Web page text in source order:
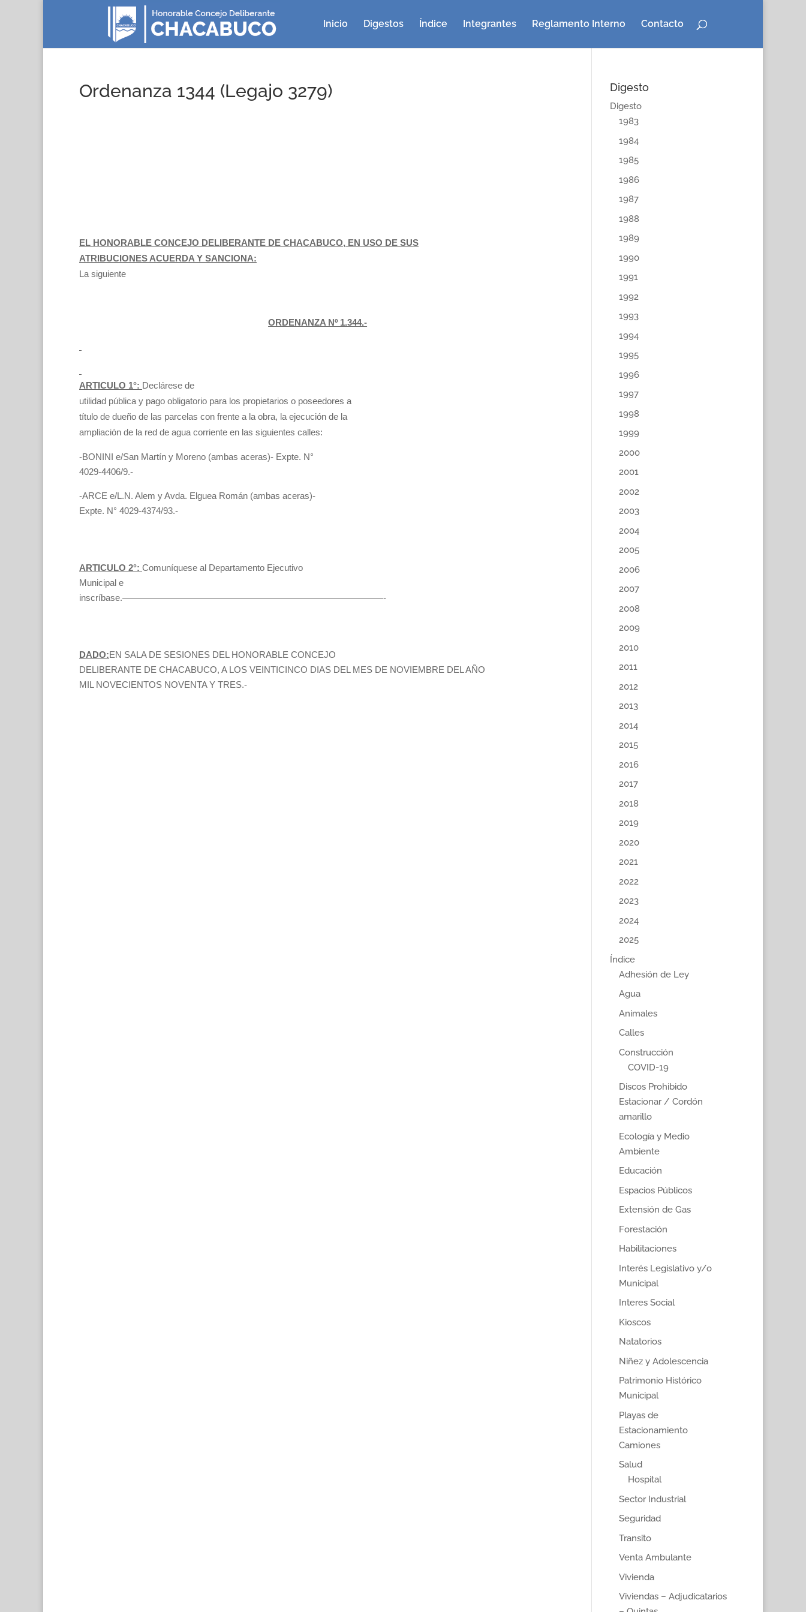
Inicio Digestos Índice Integrantes Reglamento Interno Contacto
Ordenanza 1344 (Legajo 3279)
EL HONORABLE CONCEJO DELIBERANTE DE CHACABUCO, EN USO DE SUS
ATRIBUCIONES ACUERDA Y SANCIONA:
La siguiente
ORDENANZA Nº 1.344.-
ARTICULO 1°: Declárese de
utilidad pública y pago obligatorio para los propietarios o poseedores a
título de dueño de las parcelas con frente a la obra, la ejecución de la
ampliación de la red de agua corriente en las siguientes calles:
-BONINI e/San Martín y Moreno (ambas aceras)- Expte. N°
4029-4406/9.-
-ARCE e/L.N. Alem y Avda. Elguea Román (ambas aceras)-
Expte. N° 4029-4374/93.-
ARTICULO 2°: Comuníquese al Departamento Ejecutivo
Municipal e
inscríbase.—————————————————————————————-
DADO:EN SALA DE SESIONES DEL HONORABLE CONCEJO
DELIBERANTE DE CHACABUCO, A LOS VEINTICINCO DIAS DEL MES DE NOVIEMBRE DEL AÑO
MIL NOVECIENTOS NOVENTA Y TRES.-
Digesto
Digesto
1983
1984
1985
1986
1987
1988
1989
1990
1991
1992
1993
1994
1995
1996
1997
1998
1999
2000
2001
2002
2003
2004
2005
2006
2007
2008
2009
2010
2011
2012
2013
2014
2015
2016
2017
2018
2019
2020
2021
2022
2023
2024
2025
Índice
Adhesión de Ley
Agua
Animales
Calles
Construcción
COVID-19
Discos Prohibido
Estacionar / Cordón
amarillo
Ecología y Medio
Ambiente
Educación
Espacios Públicos
Extensión de Gas
Forestación
Habilitaciones
Interés Legislativo y/o
Municipal
Interes Social
Kioscos
Natatorios
Niñez y Adolescencia
Patrimonio Histórico
Municipal
Playas de
Estacionamiento
Camiones
Salud
Hospital
Sector Industrial
Seguridad
Transito
Venta Ambulante
Vivienda
Viviendas – Adjudicatarios